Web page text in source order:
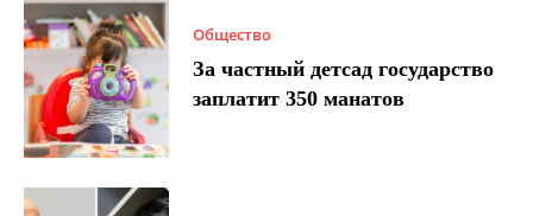
Общество
За частный детсад государство
заплатит 350 манатов